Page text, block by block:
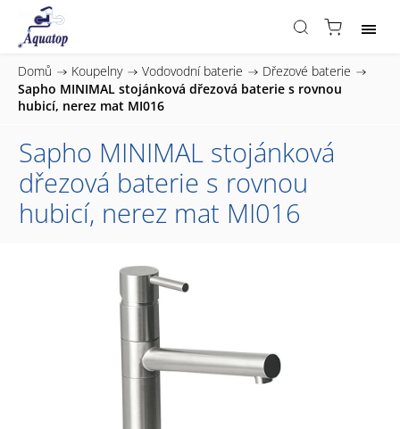
Domů / Koupelny / Vodovodní baterie / Dřezové baterie /
Sapho MINIMAL stojánková dřezová baterie s rovnou
hubicí, nerez mat MI016
Sapho MINIMAL stojánková
dřezová baterie s rovnou
hubicí, nerez mat MI016